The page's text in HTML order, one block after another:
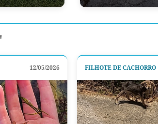
12/05/2026 FILHOTE DE CACHORRO